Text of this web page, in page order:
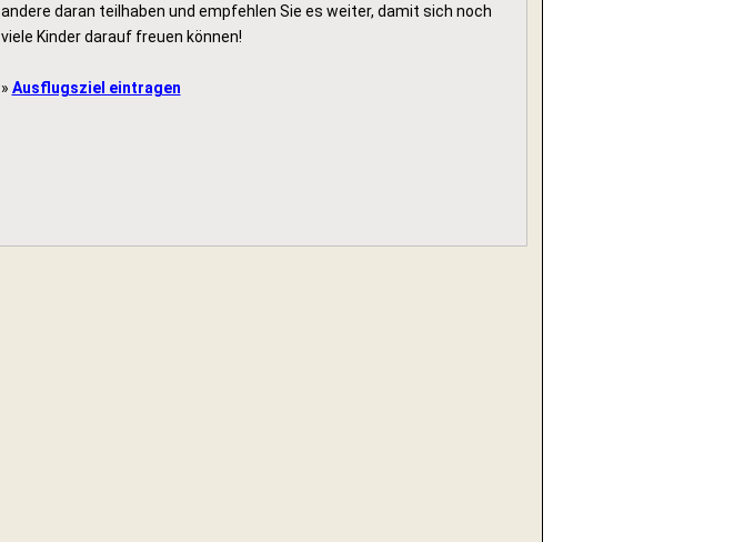
andere daran teilhaben und empfehlen Sie es weiter, damit sich noch
viele Kinder darauf freuen können!
» Ausflugsziel eintragen